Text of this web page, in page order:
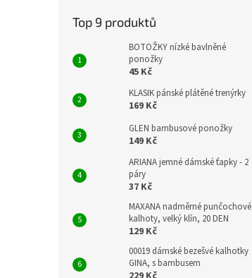
Top 9 produktů
BOTOŽKY nízké bavlněné
ponožky
45 Kč
KLASIK pánské plátěné trenýrky
169 Kč
GLEN bambusové ponožky
149 Kč
ARIANA jemné dámské ťapky - 2
páry
37 Kč
MAXANA nadměrné punčochové
kalhoty, velký klín, 20 DEN
129 Kč
00019 dámské bezešvé kalhotky
GINA, s bambusem